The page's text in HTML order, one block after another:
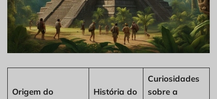
Origem do
História do
Curiosidades
sobre a